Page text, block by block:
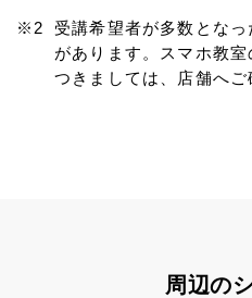
受講希望者が多数とな
があります。スマホ教
つきましては、店舗へご
周辺の